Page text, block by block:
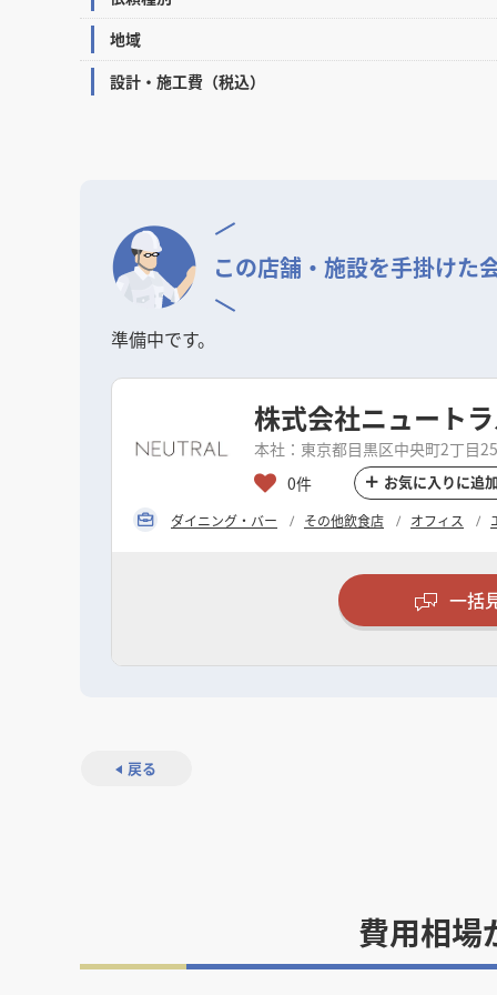
地域
設計・施工費（税込）
この店舗・施設を手掛けた
準備中です。
株式会社ニュート
本社：東京都目黒区中央町2丁目
0件
お気に入りに追
ダイニング・バー その他飲食店 オフィス
一括
戻る
費用相場